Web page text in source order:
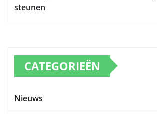
steunen
CATEGORIEËN
Nieuws